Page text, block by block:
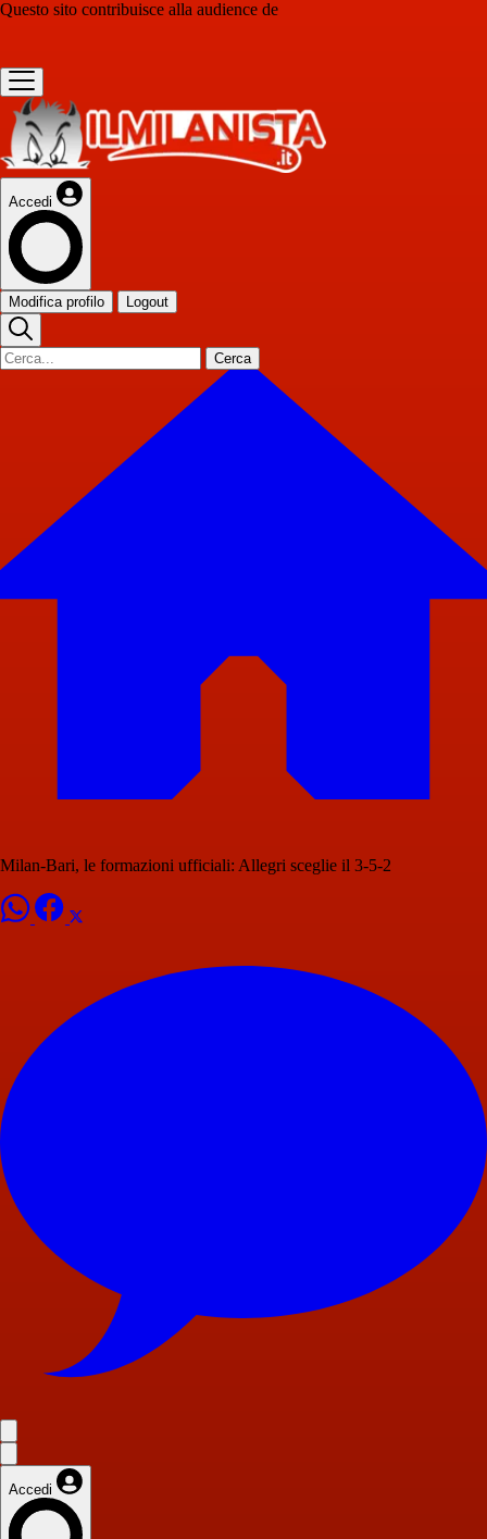
Questo sito contribuisce alla audience de
Accedi
Modifica profilo Logout
Cerca
Milan-Bari, le formazioni ufficiali: Allegri sceglie il 3-5-2
Accedi